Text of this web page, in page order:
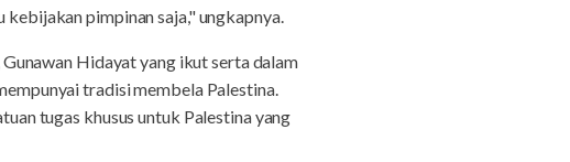
pimpinan saja," ungkapnya.
Hidayat yang ikut serta dalam
tradisi membela Palestina.
tugas khusus untuk Palestina yang